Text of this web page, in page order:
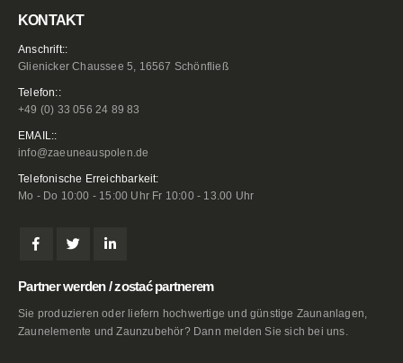
KONTAKT
Anschrift::
Glienicker Chaussee 5, 16567 Schönfließ
Telefon::
+49 (0) 33 056 24 89 83
EMAIL::
info@zaeuneauspolen.de
Telefonische Erreichbarkeit:
Mo - Do 10:00 - 15:00 Uhr Fr 10:00 - 13.00 Uhr
Partner werden / zostać partnerem
Sie produzieren oder liefern hochwertige und günstige Zaunanlagen,
Zaunelemente und Zaunzubehör? Dann melden Sie sich bei uns.